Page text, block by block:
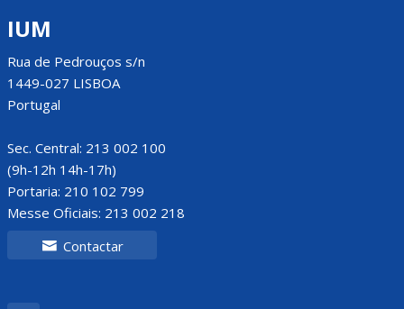
IUM
Rua de Pedrouços s/n
1449-027 LISBOA
Portugal
Sec. Central: 213 002 100
(9h-12h 14h-17h)
Portaria: 210 102 799
Messe Oficiais: 213 002 218
Contactar